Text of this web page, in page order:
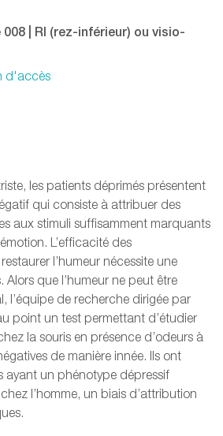
| RI (rez-inférieur) ou visio-
d'accès
les patients déprimés présentent
qui consiste à attribuer des
aux stimuli suffisamment marquants
L’efficacité des
l’humeur nécessite une
que l’humeur ne peut être
l’équipe de recherche dirigée par
point un test permettant d’étudier
la souris en présence d’odeurs à
de manière innée. Ils ont
ayant un phénotype dépressif
l’homme, un biais d’attribution